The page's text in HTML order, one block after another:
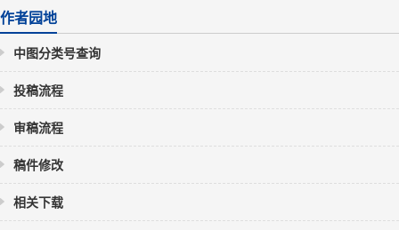
作者园地
中图分类号查询
投稿流程
审稿流程
稿件修改
相关下载